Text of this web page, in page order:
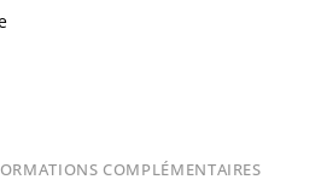
COMPLÉMENTAIRES